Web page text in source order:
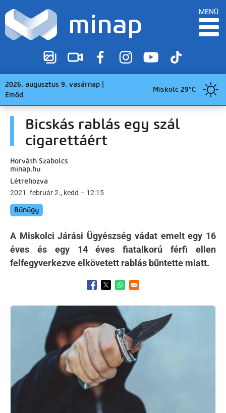
MENÜ
2026. augusztus 9. vasárnap |
Emőd
Miskolc 29°C
Bicskás rablás egy szál
cigarettáért
Horváth Szabolcs
minap.hu
Létrehozva
2021. február 2., kedd – 12:15
Bűnügy
A Miskolci Járási Ügyészség vádat emelt egy 16
éves és egy 14 éves fiatalkorú férfi ellen
felfegyverkezve elkövetett rablás bűntette miatt.
Opens in a new window
Opens in a new window
Opens in a new window
Kép